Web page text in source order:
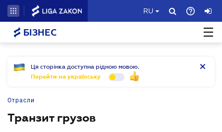
RU
БІЗНЕС
Ця сторінка доступна рідною мовою.
Перейти на українську
Отрасли
Транзит грузов